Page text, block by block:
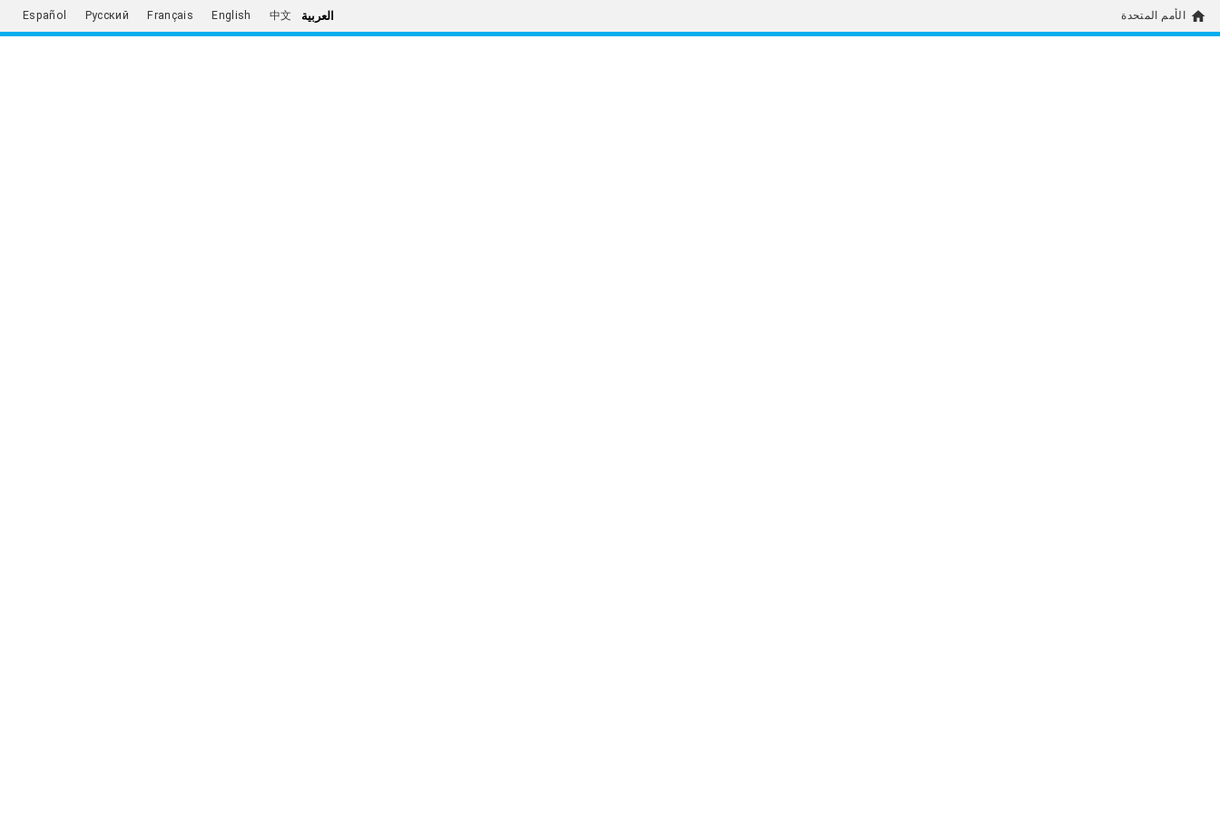
home الأمم المتحدة العربية 中文
English
Français
Русский
Español